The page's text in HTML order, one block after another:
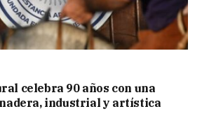
celebra 90 años con una
industrial y artística